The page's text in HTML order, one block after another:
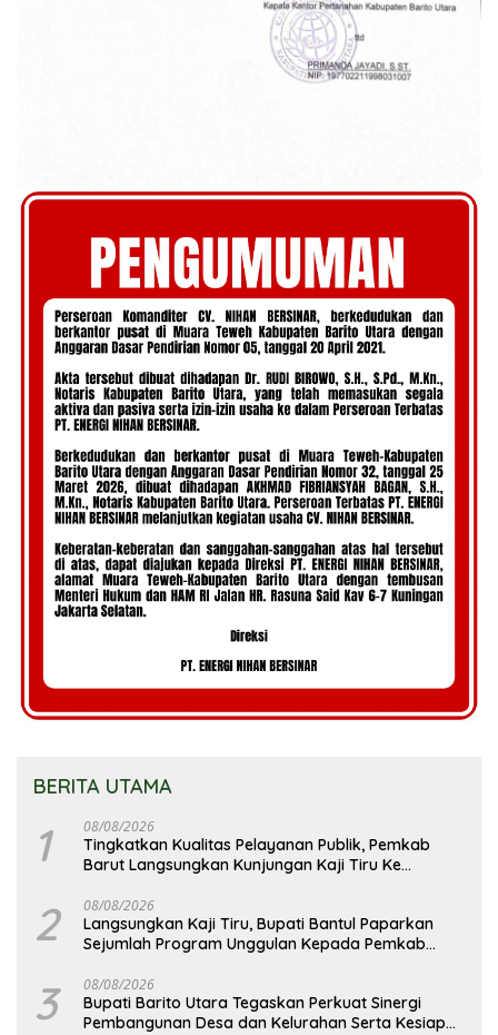
BERITA UTAMA
1 08/08/2026
Tingkatkan Kualitas Pelayanan Publik, Pemkab
Barut Langsungkan Kunjungan Kaji Tiru Ke
2 08/08/2026
Langsungkan Kaji Tiru, Bupati Bantul Paparkan
Sejumlah Program Unggulan Kepada Pemkab
3 08/08/2026
Bupati Barito Utara Tegaskan Perkuat Sinergi
Pembangunan Desa dan Kelurahan Serta Kesiapan